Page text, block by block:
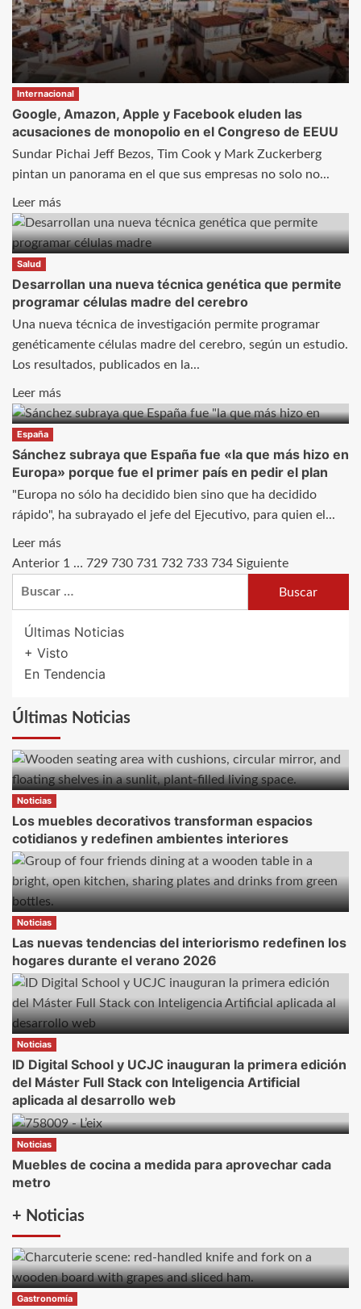
indicios
de
delito
la
residencia
de
Burbáguena
con
y
2
Internacional
Google, Amazon, Apple y Facebook eluden las
acusaciones de monopolio en el Congreso de EEUU
Sundar Pichai Jeff Bezos, Tim Cook y Mark Zuckerberg
pintan un panorama en el que sus empresas no solo no...
Leer másLeer
más
sobre
Amazon,
Apple
y
Facebook
eluden
acusaciones
de
en
el
EEUU
Salud
Desarrollan una nueva técnica genética que permite
programar células madre del cerebro
Una nueva técnica de investigación permite programar
genéticamente células madre del cerebro, según un estudio.
Los resultados, publicados en la...
Leer másLeer
más
Desarrollan
una
nueva
técnica
permite
programar
células
madre
del
cerebro
España
Sánchez subraya que España fue «la que más hizo en
Europa» porque fue el primer país en pedir el plan
"Europa no sólo ha decidido bien sino que ha decidido
rápido", ha subrayado el jefe del Ejecutivo, para quien el...
Leer másLeer
más
fue
que
hizo
en
porque
fue
el
primer
país
pedir
el
plan
Paginación
de
entradas
Anterior 1 … 729 730 731 732 733 734 Siguiente
Últimas Noticias
+ Visto
En Tendencia
Últimas Noticias
Noticias
Los muebles decorativos transforman espacios
cotidianos y redefinen ambientes interiores
Noticias
Las nuevas tendencias del interiorismo redefinen los
hogares durante el verano 2026
Noticias
ID Digital School y UCJC inauguran la primera edición
del Máster Full Stack con Inteligencia Artificial
aplicada al desarrollo web
Noticias
Muebles de cocina a medida para aprovechar cada
metro
+ Noticias
Gastronomía